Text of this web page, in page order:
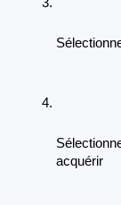
acquérir